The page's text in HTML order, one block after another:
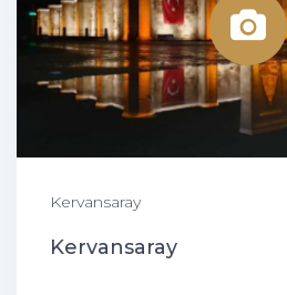
Kervansaray
Kervansaray